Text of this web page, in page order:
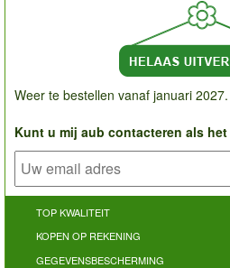
Weer te bestellen vanaf januari 2027.
Kunt u mij aub contacteren als
TOP KWALITEIT
KOPEN OP REKENING
GEGEVENSBESCHERMING